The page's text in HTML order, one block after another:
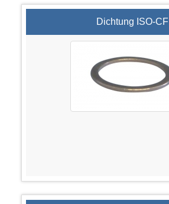
Dichtung ISO-CF